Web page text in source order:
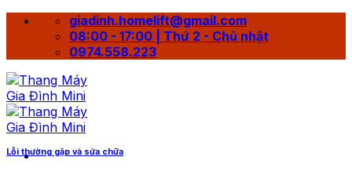
giadinh.homelift@gmail.com
08:00 - 17:00 | Thứ 2 - Chủ nhật
0974.558.223
Lỗi thường gặp và sửa chữa